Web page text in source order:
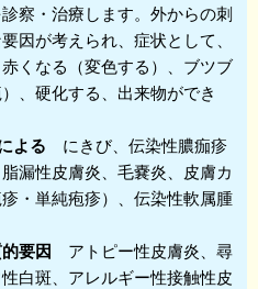
察・治療します。外からの刺
因が考えられ、症状として、
くなる（変色する）、ブツブ
、硬化する、出来物ができ
よる にきび、伝染性膿痂疹
漏性皮膚炎、毛嚢炎、皮膚カ
・単純疱疹）、伝染性軟属腫
要因 アトピー性皮膚炎、尋
白斑、アレルギー性接触性皮